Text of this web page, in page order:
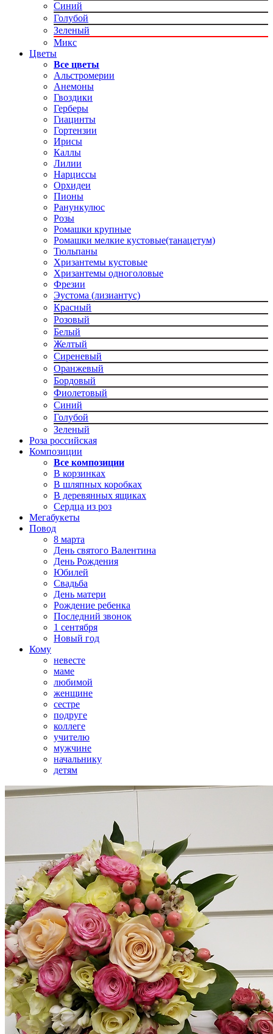
Синий
Голубой
Зеленый
Микс
Цветы
Все цветы
Альстромерии
Анемоны
Гвоздики
Герберы
Гиацинты
Гортензии
Ирисы
Каллы
Лилии
Нарциссы
Орхидеи
Пионы
Ранункулюс
Розы
Ромашки крупные
Ромашки мелкие кустовые(танацетум)
Тюльпаны
Хризантемы кустовые
Хризантемы одноголовые
Фрезии
Эустома (лизиантус)
Красный
Розовый
Белый
Желтый
Сиреневый
Оранжевый
Бордовый
Фиолетовый
Синий
Голубой
Зеленый
Роза российская
Композиции
Все композиции
В корзинках
В шляпных коробках
В деревянных ящиках
Сердца из роз
Мегабукеты
Повод
8 марта
День святого Валентина
День Рождения
Юбилей
Свадьба
День матери
Рождение ребенка
Последний звонок
1 сентября
Новый год
Кому
невесте
маме
любимой
женщине
сестре
подруге
коллеге
учителю
мужчине
начальнику
детям